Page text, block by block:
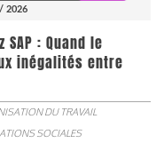
2026
: Quand le
inégalités entre
DU TRAVAIL
SOCIALES